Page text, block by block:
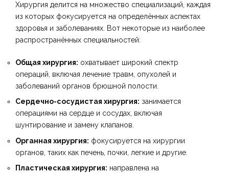
Хирургия делится на множество специализаций, каждая
из которых фокусируется на определённых аспектах
здоровья и заболеваниях. Вот некоторые из наиболее
распространённых специальностей:
Общая хирургия: охватывает широкий спектр
операций, включая лечение травм, опухолей и
заболеваний органов брюшной полости.
Сердечно-сосудистая хирургия: занимается
операциями на сердце и сосудах, включая
шунтирование и замену клапанов.
Органная хирургия: фокусируется на хирургии
органов, таких как печень, почки, легкие и другие.
Пластическая хирургия: направлена на